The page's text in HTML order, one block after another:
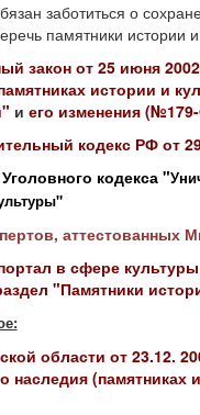
заботиться о
памятники истории
закон от 25 июня
истории и
и его изменения
кодекс РФ от
кодекса "
аттестованных
в сфере
"Памятники
области от 23.12.
наследия